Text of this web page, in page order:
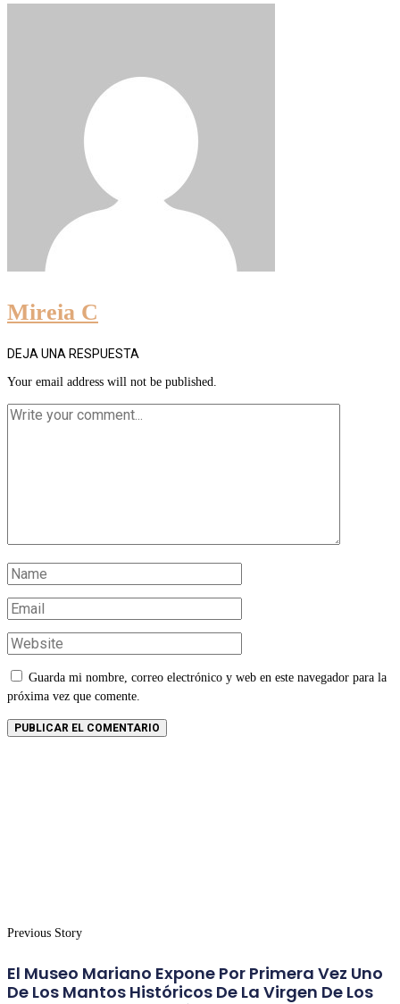
Mireia C
DEJA UNA RESPUESTA
Your email address will not be published.
Guarda mi nombre, correo electrónico y web en este navegador para la
próxima vez que comente.
Previous Story
El Museo Mariano Expone Por Primera Vez Uno
De Los Mantos Históricos De La Virgen De Los